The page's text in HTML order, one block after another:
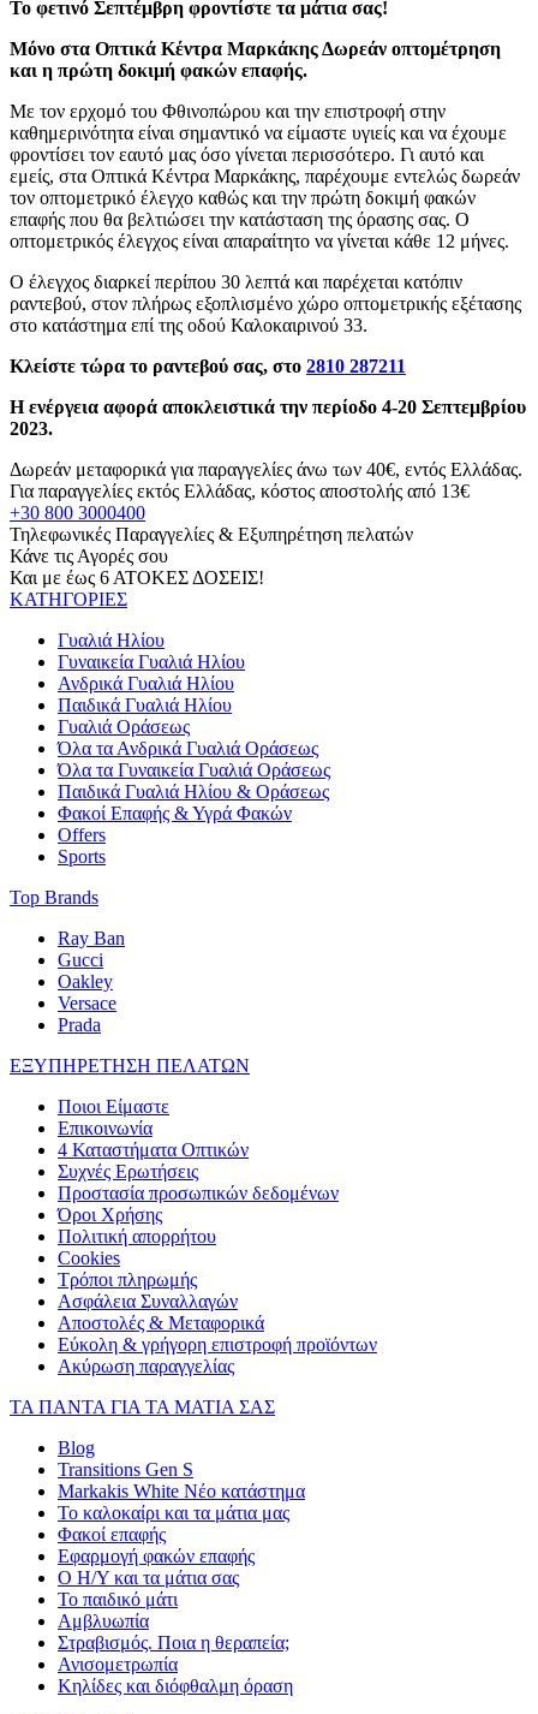
Το φετινό Σεπτέμβρη φροντίστε τα μάτια σας!
Μόνο στα Οπτικά Κέντρα Μαρκάκης Δωρεάν οπτομέτρηση
και η πρώτη δοκιμή φακών επαφής.
Με τον ερχομό του Φθινοπώρου και την επιστροφή στην
καθημερινότητα είναι σημαντικό να είμαστε υγιείς και να έχουμε
φροντίσει τον εαυτό μας όσο γίνεται περισσότερο. Γι αυτό και
εμείς, στα Οπτικά Κέντρα Μαρκάκης, παρέχουμε εντελώς δωρεάν
τον οπτομετρικό έλεγχο καθώς και την πρώτη δοκιμή φακών
επαφής που θα βελτιώσει την κατάσταση της όρασης σας. Ο
οπτομετρικός έλεγχος είναι απαραίτητο να γίνεται κάθε 12 μήνες.
Ο έλεγχος διαρκεί περίπου 30 λεπτά και παρέχεται κατόπιν
ραντεβού, στον πλήρως εξοπλισμένο χώρο οπτομετρικής εξέτασης
στο κατάστημα επί της οδού Καλοκαιρινού 33.
Κλείστε τώρα το ραντεβού σας, στο 2810 287211
Η ενέργεια αφορά αποκλειστικά την περίοδο 4-20 Σεπτεμβρίου
2023.
Δωρεάν μεταφορικά για παραγγελίες άνω των 40€, εντός Ελλάδας.
Για παραγγελίες εκτός Ελλάδας, κόστος αποστολής από 13€
+30 800 3000400
Τηλεφωνικές Παραγγελίες & Εξυπηρέτηση πελατών
Κάνε τις Αγορές σου
Και με έως 6 ΑΤΟΚΕΣ ΔΟΣΕΙΣ!
ΚΑΤΗΓΟΡΙΕΣ
Γυαλιά Ηλίου
Γυναικεία Γυαλιά Ηλίου
Ανδρικά Γυαλιά Ηλίου
Παιδικά Γυαλιά Ηλίου
Γυαλιά Οράσεως
Όλα τα Ανδρικά Γυαλιά Οράσεως
Όλα τα Γυναικεία Γυαλιά Οράσεως
Παιδικά Γυαλιά Ηλίου & Οράσεως
Φακοί Επαφής & Υγρά Φακών
Offers
Sports
Top Brands
Ray Ban
Gucci
Oakley
Versace
Prada
ΕΞΥΠΗΡΕΤΗΣΗ ΠΕΛΑΤΩΝ
Ποιοι Είμαστε
Επικοινωνία
4 Καταστήματα Οπτικών
Συχνές Ερωτήσεις
Προστασία προσωπικών δεδομένων
Όροι Χρήσης
Πολιτική απορρήτου
Cookies
Τρόποι πληρωμής
Ασφάλεια Συναλλαγών
Αποστολές & Μεταφορικά
Εύκολη & γρήγορη επιστροφή προϊόντων
Ακύρωση παραγγελίας
ΤΑ ΠΑΝΤΑ ΓΙΑ ΤΑ ΜΑΤΙΑ ΣΑΣ
Blog
Transitions Gen S
Markakis White Νέο κατάστημα
Το καλοκαίρι και τα μάτια μας
Φακοί επαφής
Εφαρμογή φακών επαφής
Ο Η/Υ και τα μάτια σας
Το παιδικό μάτι
Αμβλυωπία
Στραβισμός. Ποια η θεραπεία;
Ανισομετρωπία
Κηλίδες και διόφθαλμη όραση